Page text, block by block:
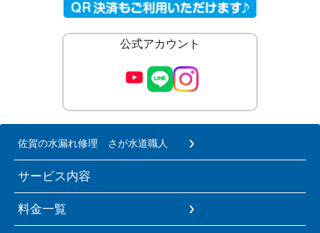
公式アカウント
佐賀の水漏れ修理 さが水道職人
サービス内容
料金一覧